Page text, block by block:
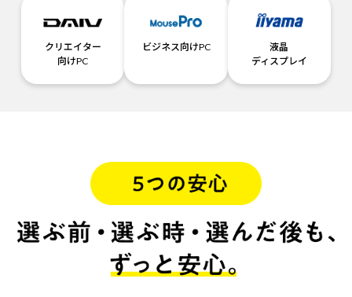
クリエイター
向けPC
ビジネス向けPC
液晶
ディスプレイ